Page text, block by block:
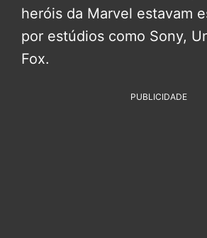
heróis da Marvel estavam
por estúdios como Sony,
Fox.
PUBLICIDADE